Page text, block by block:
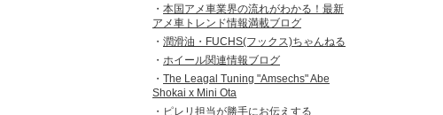
本国アメ車業界の流れがわかる！最新
アメ車トレンド情報満載ブログ
潤滑油・FUCHS(フックス)ちゃんねる
ホイール関連情報ブログ
The Leagal Tuning "Amsechs" Abe
Shokai x Mini Ota
ピレリ担当が勝手にお伝えする